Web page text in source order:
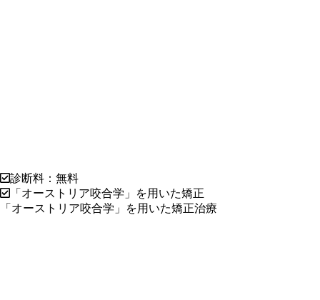
診断料：無料
「オーストリア咬合学」を用いた矯正
「オーストリア咬合学」を用いた矯正治療